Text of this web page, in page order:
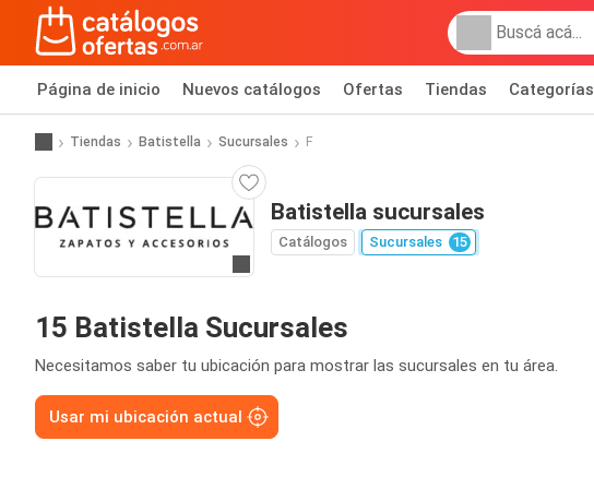
Página de inicio Nuevos catálogos Ofertas Tiendas Categorías
Tiendas Batistella Sucursales F
Batistella sucursales
Catálogos Sucursales 15
15 Batistella Sucursales
Necesitamos saber tu ubicación para mostrar las sucursales en tu área.
Usar mi ubicación actual